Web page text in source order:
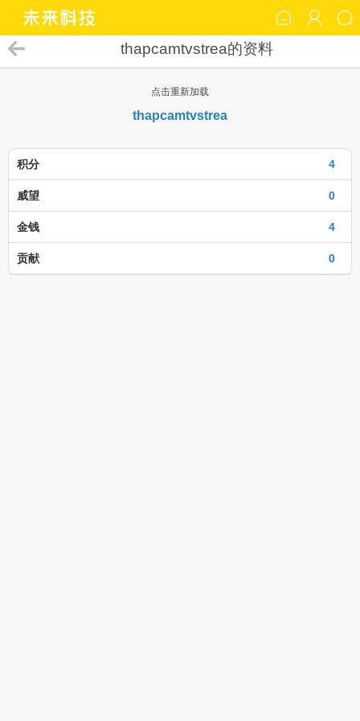
thapcamtvstrea的资料
点击重新加载
thapcamtvstrea
4
积分
0
威望
4
金钱
0
贡献